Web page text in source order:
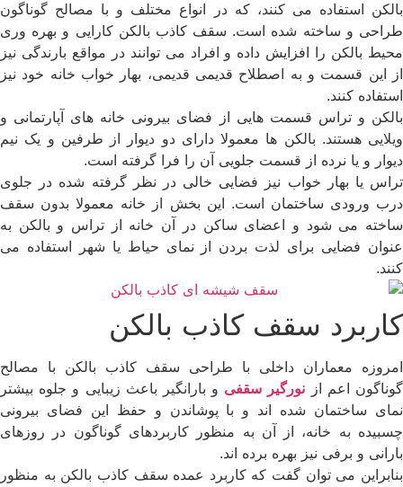
بالکن استفاده می کنند، که در انواع مختلف و با مصالح گوناگون
طراحی و ساخته شده است. سقف کاذب بالکن کارایی و بهره وری
محیط بالکن را افزایش داده و افراد می توانند در مواقع بارندگی نیز
از این قسمت و به اصطلاح قدیمی قدیمی، بهار خواب خانه خود نیز
استفاده کنند.
بالکن و تراس قسمت هایی از فضای بیرونی خانه های آپارتمانی و
ویلایی هستند. بالکن ها معمولا دارای دو دیوار از طرفین و یک نیم
دیوار و یا نرده از قسمت جلویی آن را فرا گرفته است.
تراس یا بهار خواب نیز فضایی خالی در نظر گرفته شده در جلوی
درب ورودی ساختمان است. این بخش از خانه معمولا بدون سقف
ساخته می شود و اعضای ساکن در آن خانه از تراس و بالکن به
عنوان فضایی برای لذت بردن از نمای حیاط یا شهر استفاده می
کنند.
کاربرد سقف کاذب بالکن
امروزه معماران داخلی با طراحی سقف کاذب بالکن با مصالح
گوناگون اعم از نورگیر سقفی و بارانگیر باعث زیبایی و جلوه بیشتر
نمای ساختمان شده اند و با پوشاندن و حفظ این فضای بیرونی
چسبیده به خانه، از آن به منظور کاربردهای گوناگون در روزهای
بارانی و برفی نیز بهره برده اند.
بنابراین می توان گفت که کاربرد عمده سقف کاذب بالکن به منظور